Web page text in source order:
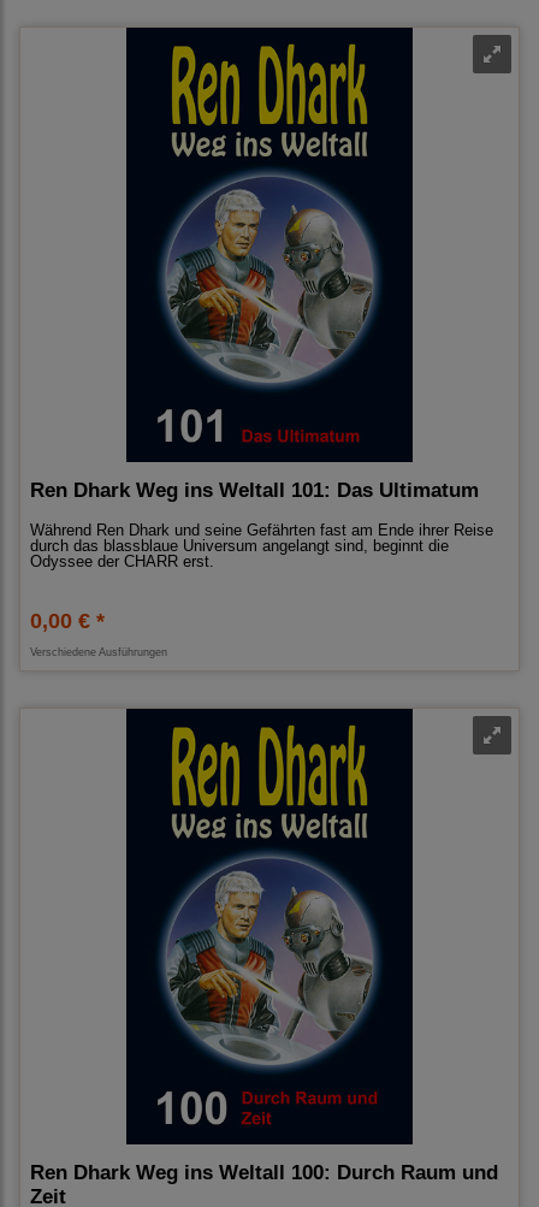
Ren Dhark Weg ins Weltall 101: Das Ultimatum
Während Ren Dhark und seine Gefährten fast am Ende ihrer Reise
durch das blassblaue Universum angelangt sind, beginnt die
Odyssee der CHARR erst.
0,00 € *
Verschiedene Ausführungen
Ren Dhark Weg ins Weltall 100: Durch Raum und
Zeit